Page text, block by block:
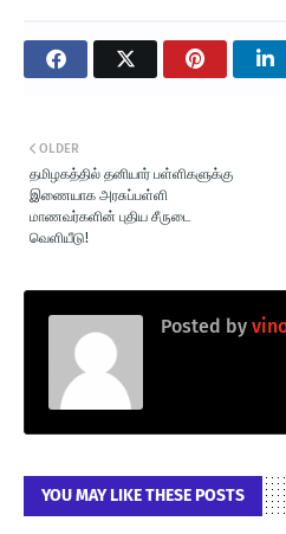
OLDER
தமிழகத்தில் தனியார் பள்ளிகளுக்கு
இணையாக அரசுப்பள்ளி
மாணவர்களின் புதிய சீருடை
வெளியீடு!
Posted by
YOU MAY LIKE THESE POSTS